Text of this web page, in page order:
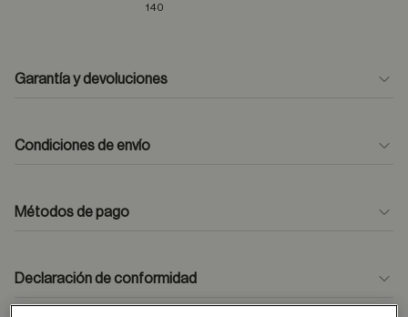
140
Garantía y devoluciones
Condiciones de envío
Métodos de pago
Declaración de conformidad